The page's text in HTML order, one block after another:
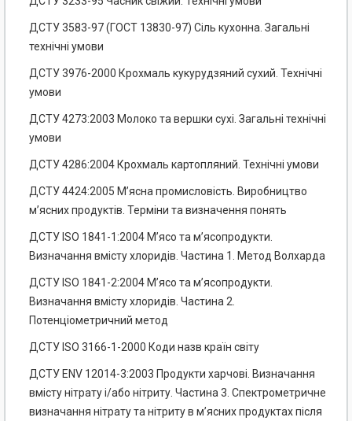
ДСТУ 3583-97 (ГОСТ 13830-97) Сіль кухонна. Загальні
технічні умови
ДСТУ 3976-2000 Крохмаль кукурудзяний сухий. Технічні
умови
ДСТУ 4273:2003 Молоко та вершки сухі. Загальні технічні
умови
ДСТУ 4286:2004 Крохмаль картопляний. Технічні умови
ДСТУ 4424:2005 М’ясна промисловість. Виробництво
м’ясних продуктів. Терміни та визначення понять
ДСТУ ISO 1841-1:2004 М’ясо та м’ясопродукти.
Визначання вмісту хлоридів. Частина 1. Метод Волхарда
ДСТУ ISO 1841-2:2004 М’ясо та м’ясопродукти.
Визначання вмісту хлоридів. Частина 2.
Потенціометричний метод
ДСТУ ISO 3166-1-2000 Коди назв країн світу
ДСТУ ENV 12014-3:2003 Продукти харчові. Визначання
вмісту нітрату і/або нітриту. Частина 3. Спектрометричне
визначання нітрату та нітриту в м’ясних продуктах після